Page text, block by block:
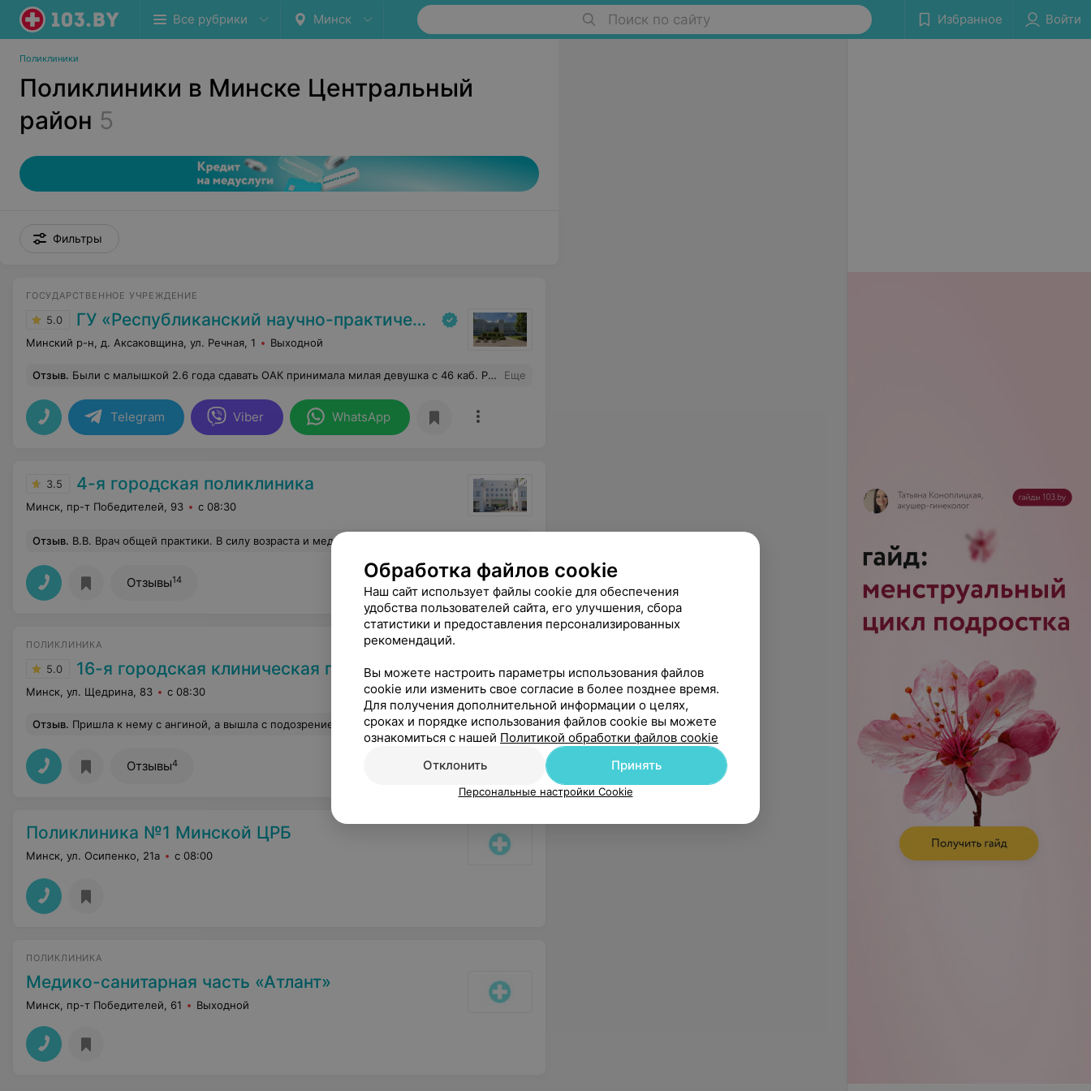
Все рубрики Минск Поиск по сайту Избранное Войти
Поликлиники
Поликлиники в Минске Центральный
район 5
Фильтры
ГОСУДАРСТВЕННОЕ УЧРЕЖДЕНИЕ
5.0 ГУ «Республиканский научно-практический центр медицинской экспертизы и реабилитаци»
Минский р-н, д. Аксаковщина, ул. Речная, 1 Выходной
Отзыв. Были с малышкой 2.6 года сдавать ОАК принимала милая девушка с 46 каб. Расположила к себе ребёнка, сдали отлично анализы. У нас остались только положительные эмоции Еще
Telegram Viber WhatsApp
3.5 4-я городская поликлиника
Минск, пр-т Победителей, 93 с 08:30
Отзыв. В.В. Врач общей практики. В силу возраста и медицинских показаний нам с женой приходится все чаще обращаться к врачу. Уже несколько лет мы общаемся с доктором В.В. и медсестрой. Хотим отметить ВСЕГДА доброжелательное, внимательное и грамотное и чуткое отношение . Кроме этого хотелось бы также положительно отметить работников регистратуры. Все вежливо, четко , понятно.
Отзывы14
ПОЛИКЛИНИКА
5.0 16-я городская клиническая поликлиника
Минск, ул. Щедрина, 83 с 08:30
Отзыв. Пришла к нему с ангиной, а вышла с подозрением на беременность. Доктор очень разносторонняя личность и понимает\принимает проблемы разного врачебного профиля! Еще
Отзывы4
Поликлиника №1 Минской ЦРБ
Минск, ул. Осипенко, 21а с 08:00
ПОЛИКЛИНИКА
Медико-санитарная часть «Атлант»
Минск, пр-т Победителей, 61 Выходной
Обработка файлов cookie
Наш сайт использует файлы cookie для обеспечения
удобства пользователей сайта, его улучшения, сбора
статистики и предоставления персонализированных
рекомендаций.
Вы можете настроить параметры использования файлов
cookie или изменить свое согласие в более позднее время.
Для получения дополнительной информации о целях,
сроках и порядке использования файлов cookie вы можете
ознакомиться с нашей Политикой обработки файлов cookie
Отклонить
Принять
Персональные настройки Cookie